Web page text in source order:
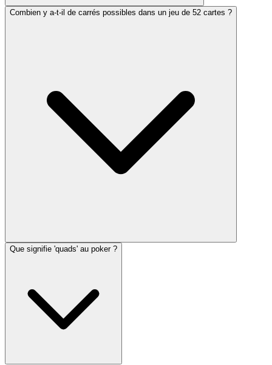
Combien y a-t-il de carrés possibles dans un jeu de 52 cartes ?
Que signifie 'quads' au poker ?